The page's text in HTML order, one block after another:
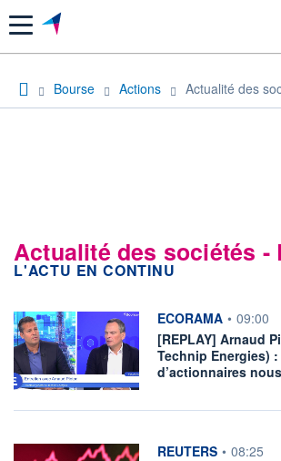
Menu
Bourse Actions Actualité des
Actualité des sociétés -
L'ACTU EN CONTINU
information fournie par
ECORAMA • 09:00
[REPLAY] Arnaud
Technip Energies)
d’actionnaires
information fournie par
REUTERS • 08:25